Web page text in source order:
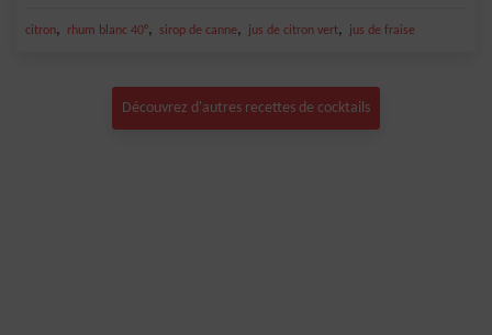
citron, rhum blanc 40°, sirop de canne, jus de citron vert, jus de fraise
Découvrez d'autres recettes de cocktails